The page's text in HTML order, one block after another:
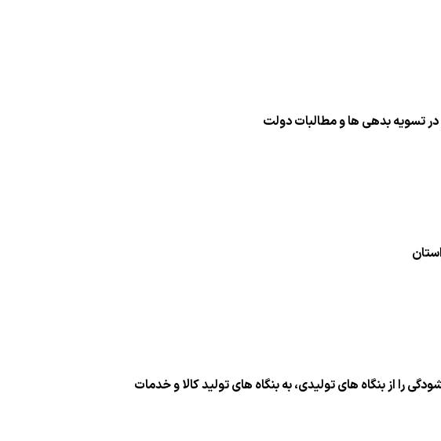
را از بنگاه های تولیدی، به بنگاه های تولید كالا و خدمات